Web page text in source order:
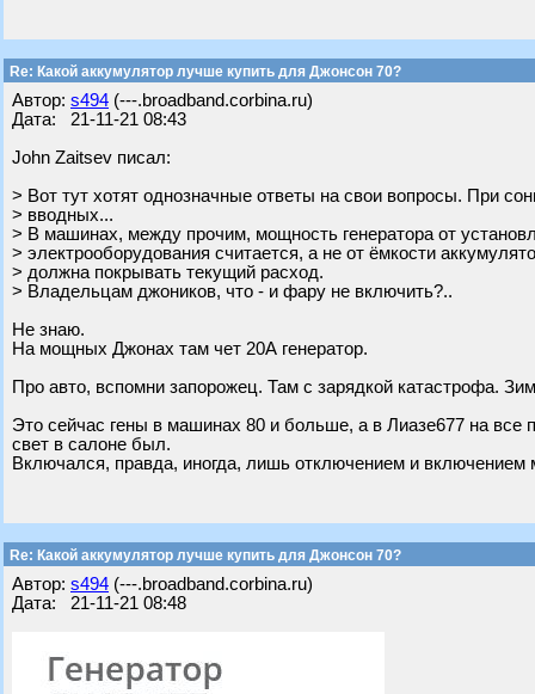
Re: Какой аккумулятор лучше купить для Джонсон 70?
Автор: s494 (---.broadband.corbina.ru)
Дата: 21-11-21 08:43
John Zaitsev писал:
> Вот тут хотят однозначные ответы на свои вопросы. При
> вводных...
> В машинах, между прочим, мощность генератора от
> электрооборудования считается, а не от ёмкости
> должна покрывать текущий расход.
> Владельцам джоников, что - и фару не включить?..
Не знаю.
На мощных Джонах там чет 20А генератор.
Про авто, вспомни запорожец. Там с зарядкой катастрофа.
Это сейчас гены в машинах 80 и больше, а в Лиазе677 на все
свет в салоне был.
Включался, правда, иногда, лишь отключением и
Re: Какой аккумулятор лучше купить для Джонсон 70?
Автор: s494 (---.broadband.corbina.ru)
Дата: 21-11-21 08:48